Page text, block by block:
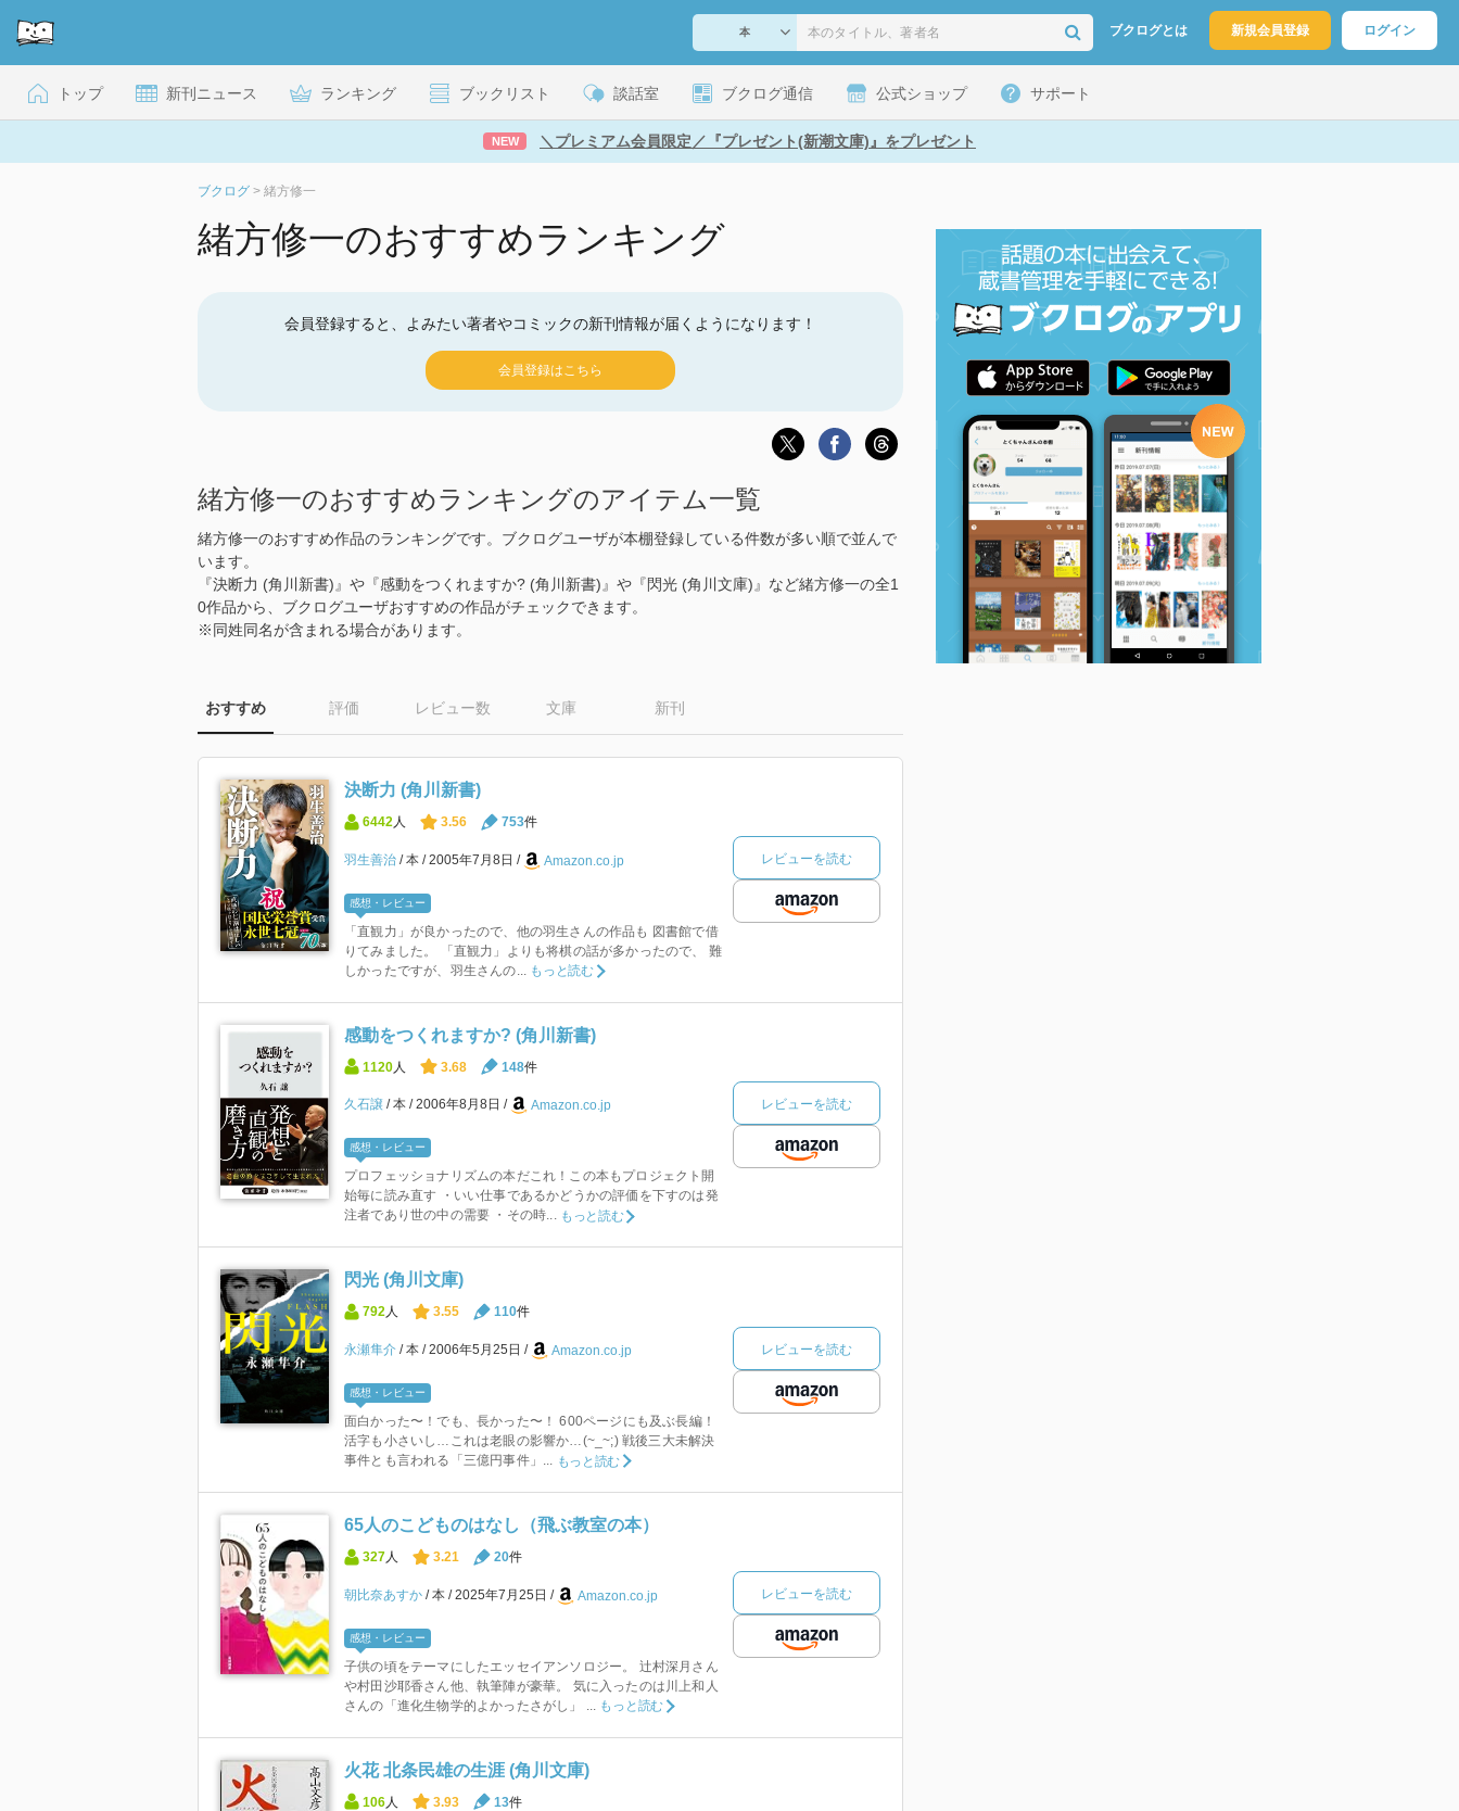
ブクログとは 新規会員登録 ログイン
トップ 新刊ニュース ランキング ブックリスト 談話室 ブクログ通信 公式ショップ サポート
NEW ＼プレミアム会員限定／『プレゼント(新潮文庫)』をプレゼント
ブクログ > 緒方修一
緒方修一のおすすめランキング
会員登録すると、よみたい著者やコミックの新刊情報が届くようになります！
会員登録はこちら
緒方修一のおすすめランキングのアイテム一覧
緒方修一のおすすめ作品のランキングです。ブクログユーザが本棚登録している件数が多い順で並んで
います。
『決断力 (角川新書)』や『感動をつくれますか? (角川新書)』や『閃光 (角川文庫)』など緒方修一の全1
0作品から、ブクログユーザおすすめの作品がチェックできます。
※同姓同名が含まれる場合があります。
おすすめ 評価 レビュー数 文庫 新刊
決断力 (角川新書)
6442人 3.56 753件
羽生善治 本 2005年7月8日 Amazon.co.jp
感想・レビュー
「直観力」が良かったので、他の羽生さんの作品も 図書館で借
りてみました。 「直観力」よりも将棋の話が多かったので、 難
しかったですが、羽生さんの...
もっと読む
レビューを読む
感動をつくれますか? (角川新書)
1120 人 3.68 148件
久石譲 本 2006年8月8日 Amazon.co.jp
感想・レビュー
プロフェッショナリズムの本だこれ！この本もプロジェクト開
始毎に読み直す ・いい仕事であるかどうかの評価を下すのは発
注者であり世の中の需要 ・その時... もっと読む
レビューを読む
閃光 (角川文庫)
792人 3.55 110件
永瀬隼介 本 2006年5月25日 Amazon.co.jp
感想・レビュー
面白かった〜！でも、長かった〜！ 600ページにも及ぶ長編！
活字も小さいし…これは老眼の影響か…(~_~;) 戦後三大未解決
事件とも言われる「三億円事件」... もっと読む
レビューを読む
65人のこどものはなし（飛ぶ教室の本）
327 人 3.21 20件
朝比奈あすか 本 2025年7月25日 Amazon.co.jp
感想・レビュー
子供の頃をテーマにしたエッセイアンソロジー。 辻村深月さん
や村田沙耶香さん他、執筆陣が豪華。 気に入ったのは川上和人
さんの「進化生物学的よかったさがし」 ...
もっと読む
レビューを読む
火花 北条民雄の生涯 (角川文庫)
106 人 3.93 13件